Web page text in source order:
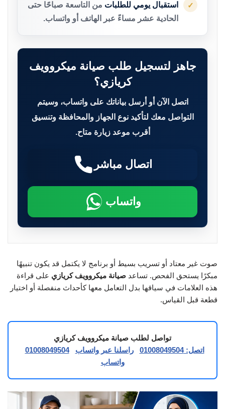
✓ استقبال يومي للطلبات من التاسعة صباحًا حتى
الحادية عشر مساءً عبر الهاتف أو واتساب.
جاهز لتسجيل طلب صيانة ميكروويف
كريازي؟
اتصل الآن أو أرسل بياناتك على واتساب، وسيتم
التواصل معك لتأكيد نوع الجهاز والمحافظة وتنسيق
أقرب موعد زيارة متاح.
اتصال مباشر
واتساب
صوت غير معتاد أو تسريب بسيط أو برنامج لا يكتمل قد يكون تنبيهًا
مبكرًا يستحق الفحص. تساعد صيانة ميكروويف كريازي على قراءة
هذه العلامات في سياقها بدل التعامل معها كأحداث منفصلة أو اختيار
قطعة قبل القياس.
تواصل لطلب صيانة ميكروويف كريازي
اتصل: 01008049504
راسلنا عبر واتساب
01008049504
واتساب